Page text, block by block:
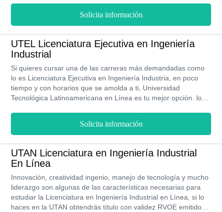
Solicita información
UTEL Licenciatura Ejecutiva en Ingeniería
Industrial
Si quieres cursar una de las carreras más demandadas como
lo es Licenciatura Ejecutiva en Ingeniería Industria, en poco
tiempo y con horarios que se amolda a ti, Universidad
Tecnológica Latinoamericana en Línea es tu mejor opción. los
Solicita información
UTAN Licenciatura en Ingeniería Industrial
En Línea
Innovación, creatividad ingenio, manejo de tecnología y mucho
liderazgo son algunas de las características necesarias para
estudiar la Licenciatura en Ingeniería Industrial en Línea, si lo
haces en la UTAN obtendrás título con validez RVOE emitido